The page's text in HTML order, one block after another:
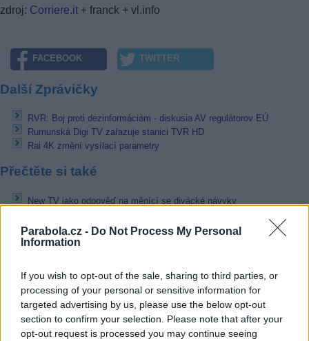
Parabola.cz - Do Not Process My Personal
Information
If you wish to opt-out of the sale, sharing to third parties, or
processing of your personal or sensitive information for
targeted advertising by us, please use the below opt-out
section to confirm your selection. Please note that after your
opt-out request is processed you may continue seeing
zdroj: Corriere.it + franck + vl.info
FACEBOOK TWITTER
Další Zprávičky
RVR: Boj proti dezinformáciám - diskusia AV regulátorov EÚ
Rumunská Digi TV zařazuje stanici TVR HD
Rai 4K změní vysílací parametry
Přečtěte si také
New TV jako odpověď na měnící se divácké návyky
O Rai 4K je velký zájem. Roste počet aktivních karet
Pracovní nabídky
06.08.2026 -Údržbář výrobních linek • mzda 40 000Kč • stravování i
zdarma (Ref. č.: Fau - údr) (Nýřany)
06.08.2026 -Měřící technik - elektro (Okres Prachatice)